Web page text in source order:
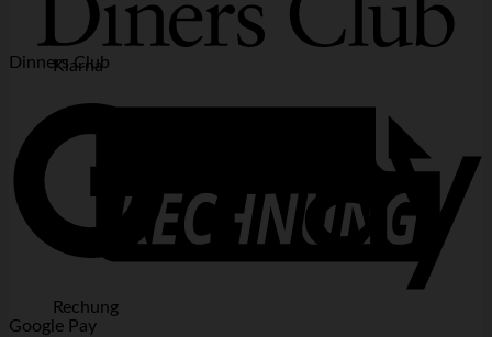
Klarna
Rechung
Dinners Club
Google Pay